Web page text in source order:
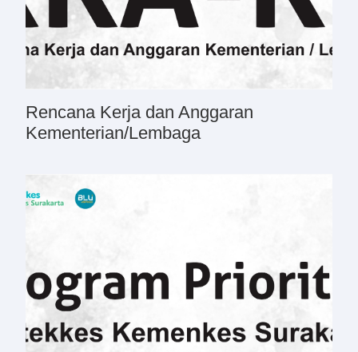
Rencana Kerja dan Anggaran
Kementerian/Lembaga